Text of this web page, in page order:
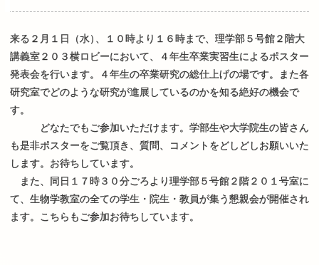
来る２月１日（水） 、１０時より１６時まで、理学部５号館２階大
講義室２０３横ロビーにおいて、４年生卒業実習生によるポスター
発表会を行います。４年生の卒業研究の総仕上げの場です。また各
研究室でどのような研究が進展しているのかを知る絶好の機会で
す。
どなたでもご参加いただけます。学部生や大学院生の皆さん
も是非ポスターをご覧頂き、質問、コメントをどしどしお願いいた
します。お待ちしています。
また、同日１７時３０分ごろより理学部５号館２階２０１号室に
て、生物学教室の全ての学生・院生・教員が集う懇親会が開催され
ます。こちらもご参加お待ちしています。